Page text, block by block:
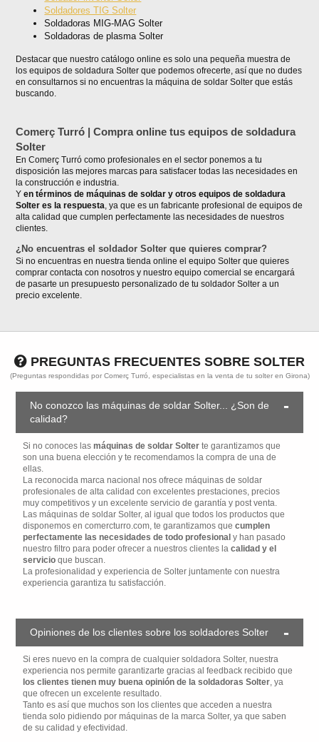
Soldadores TIG Solter
Soldadoras MIG-MAG Solter
Soldadoras de plasma Solter
Destacar que nuestro catálogo online es solo una pequeña muestra de
los equipos de soldadura Solter que podemos ofrecerte, así que no dudes
en consultarnos si no encuentras la máquina de soldar Solter que estás
buscando.
Comerç Turró | Compra online tus equipos de soldadura
Solter
En Comerç Turró como profesionales en el sector ponemos a tu
disposición las mejores marcas para satisfacer todas las necesidades en
la construcción e industria.
Yen términos de máquinas de soldar y otros equipos de soldadura
Solter es la respuesta, ya que es un fabricante profesional de equipos de
alta calidad que cumplen perfectamente las necesidades de nuestros
clientes.
¿No encuentras el soldador Solter que quieres comprar?
Si no encuentras en nuestra tienda online el equipo Solter que quieres
comprar contacta con nosotros y nuestro equipo comercial se encargará
de pasarte un presupuesto personalizado de tu soldador Solter a un
precio excelente.
PREGUNTAS FRECUENTES SOBRE SOLTER
(Preguntas respondidas por Comerç Turró, especialistas en la venta de tu solter en Girona)
No conozco las máquinas de soldar Solter... ¿Son de
calidad?
Si no conoces lasmáquinas de soldar Solter te garantizamos que
son una buena elección y te recomendamos la compra de una de
ellas.
La reconocida marca nacional nos ofrece máquinas de soldar
profesionales de alta calidad con excelentes prestaciones, precios
muy competitivos y un excelente servicio de garantía y post venta.
Las máquinas de soldar Solter, al igual que todos los productos que
disponemos en comercturro.com, te garantizamos quecumplen
perfectamente las necesidades de todo profesional y han pasado
nuestro filtro para poder ofrecer a nuestros clientes lacalidad y el
servicio que buscan.
La profesionalidad y experiencia de Solter juntamente con nuestra
experiencia garantiza tu satisfacción.
Opiniones de los clientes sobre los soldadores Solter
Si eres nuevo en la compra de cualquier soldadora Solter, nuestra
experiencia nos permite garantizarte gracias al feedback recibido que
los clientes tienen muy buena opinión de la soldadoras Solter, ya
que ofrecen un excelente resultado.
Tanto es así que muchos son los clientes que acceden a nuestra
tienda solo pidiendo por máquinas de la marca Solter, ya que saben
de su calidad y efectividad.